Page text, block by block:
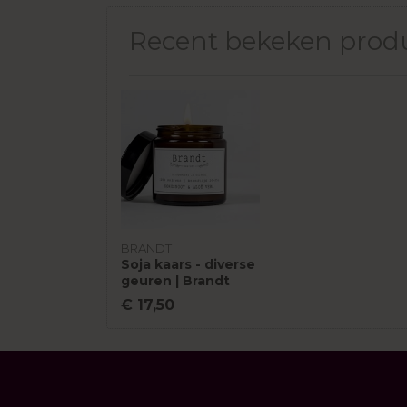
Recent bekeken
BRANDT
Soja kaars - diverse
geuren | Brandt
€ 17,50